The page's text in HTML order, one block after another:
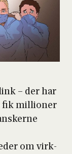
– der har
fik mil­li­o­ner
om virk­